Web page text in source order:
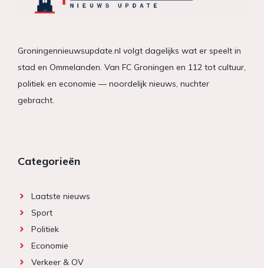
Groningennieuwsupdate.nl volgt dagelijks wat er speelt in
stad en Ommelanden. Van FC Groningen en 112 tot cultuur,
politiek en economie — noordelijk nieuws, nuchter
gebracht.
Categorieën
Laatste nieuws
Sport
Politiek
Economie
Verkeer & OV